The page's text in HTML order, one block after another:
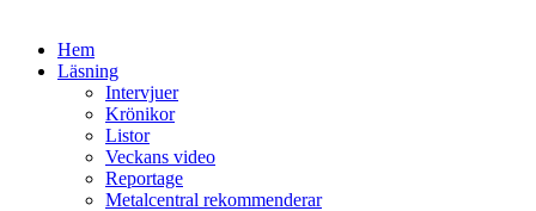
Hem
Läsning
Intervjuer
Krönikor
Listor
Veckans video
Reportage
Metalcentral rekommenderar